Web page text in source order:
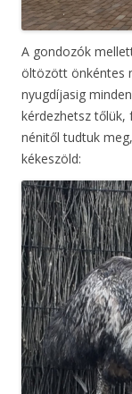
A gondozók
öltözött önkéntes
nyugdíjasig
kérdezhetsz tőlük,
nénitől tudtuk
kékeszöld: